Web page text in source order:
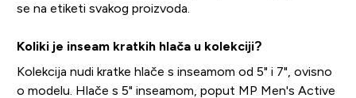
se na etiketi svakog proizvoda.
Koliki je inseam kratkih hlača u kolekciji?
Kolekcija nudi kratke hlače s inseamom od 5" i 7", ovisno
o modelu. Hlače s 5" inseamom, poput MP Men's Active